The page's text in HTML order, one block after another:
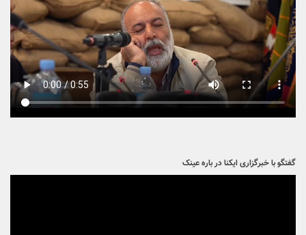
گفتگو با خبرگزاری ایکنا در باره عینک